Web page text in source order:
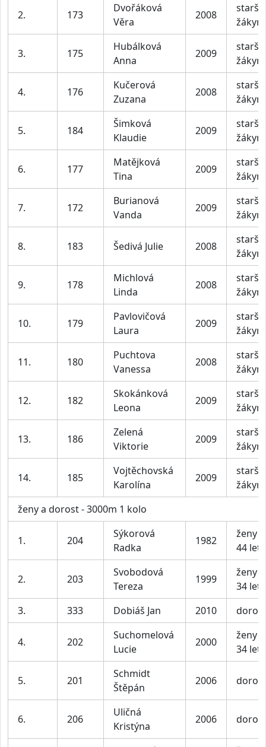
2. 173
Dvořáková
Věra
2008
starší
3. 175
Hubálková
Anna
2009
starší
4. 176
Kučerová
Zuzana
2008
starší
5. 184
Šimková
Klaudie
2009
starší
6. 177
Matějková
Tina
2009
starší
7. 172
Burianová
Vanda
2009
starší
8. 183 Šedivá Julie 2008
starší
9. 178
Michlová
Linda
2008
starší
10. 179
Pavlovičová
Laura
2009
starší
11. 180
Puchtova
Vanessa
2008
starší
12. 182
Skokánková
Leona
2009
starší
13. 186
Zelená
Viktorie
2009
starší
14. 185
Vojtěchovská
Karolína
2009
starší
ženy a dorost - 3000m 1 kolo
1. 204
Sýkorová
Radka
1982
ženy
44 let
2. 203
Svobodová
Tereza
1999
ženy
34 let
3.
333 Dobiáš Jan 2010
4. 202
Suchomelová
Lucie
2000
ženy
34 let
5. 201
Schmidt
Štěpán
2006
6. 206
Uličná
Kristýna
2006